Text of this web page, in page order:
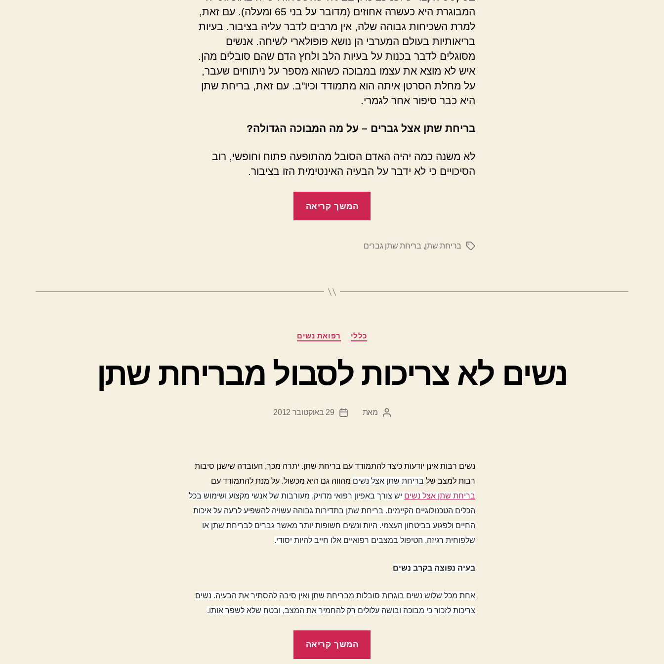
המבוגרת היא כעשרה אחוזים (מדובר על בני 65 ומעלה). עם זאת,
למרת השכיחות גבוהה שלה, אין מרבים לדבר עליה בציבור. בעיות
בריאותיות בעולם המערבי הן נושא פופולארי לשיחה. אנשים
מסוגלים לדבר בכנות על בעיות הלב ולחץ הדם שהם סובלים מהן.
איש לא מוצא את עצמו במבוכה כשהוא מספר על ניתוחים שעבר,
על מחלת הסרטן איתה הוא מתמודד וכיו"ב. עם זאת, בריחת שתן
היא כבר סיפור אחר לגמרי.
בריחת שתן אצל גברים – על מה המבוכה הגדולה?
לא משנה כמה יהיה האדם הסובל מהתופעה פתוח וחופשי, רוב
הסיכויים כי לא ידבר על הבעיה האינטימית הזו בציבור.
המשך קריאה
תגיותבריחת שתן, בריחת שתן גברים
קטגוריות כללי רפואת נשים
נשים לא צריכות לסבול מבריחת שתן
המחבר
מאת
תאריך
29 באוקטובר 2012
נשים רבות אינן יודעות כיצד להתמודד עם בריחת שתן. יתרה מכך, העובדה שישנן סיבות
רבות למצב של בריחת שתן אצל נשים מהווה גם היא מכשול. על מנת להתמודד עם
בריחת שתן אצל נשים יש צורך באפיון רפואי מדויק, מעורבות של אנשי מקצוע ושימוש בכל
הכלים הטכנולוגיים הקיימים. בריחת שתן בתדירות גבוהה עשויה להשפיע לרעה על איכות
החיים ולפגוע בביטחון העצמי. היות ונשים חשופות יותר מאשר גברים לבריחת שתן או
שלפוחית רגיזה, הטיפול במצבים רפואיים אלו חייב להיות יסודי.
בעיה נפוצה בקרב נשים
אחת מכל שלוש נשים בוגרות סובלות מבריחת שתן ואין סיבה להסתיר את הבעיה. נשים
צריכות לזכור כי מבוכה ובושה עלולים רק להחמיר את המצב, ובטח שלא לשפר אותו.
המשך קריאה